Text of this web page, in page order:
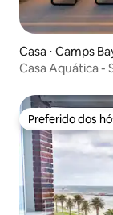
Casa ⋅ Camps
Casa Aquática -
Preferido dos
Preferido dos